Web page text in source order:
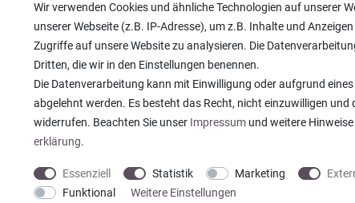
Wir verwenden Cookies und ähnliche Technologien auf unserer
unserer Webseite (z.B. IP-Adresse), um z.B. Inhalte und
Zugriffe auf unsere Website zu analysieren. Die
Dritten, die wir in den Einstellungen benennen.
Die Datenverarbeitung kann mit Einwilligung oder aufgrund
abgelehnt werden. Es besteht das Recht, nicht einzuwilligen
widerrufen. Beachten Sie unser Impressum und weitere
erklärung.
Essenziell Statistik Marketing
Funktional
Weitere Einstellungen
* Alle Preise verstehen sich inkl. gesetzl. MwSt. zzgl. Versandkosten ©